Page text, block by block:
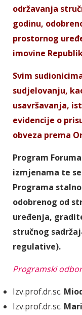
održavanja
godinu,
prostornog
imovine
Svim
sudjelovanju,
usavršavanja,
evidencije o
obveza prema
Program
izmjenama te
Programa
odobrenog od
uređenja,
stručnog
regulative).
Programski odbor
Izv.prof.dr.sc.
Izv.prof.dr.sc.